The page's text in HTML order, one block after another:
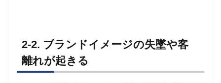
2-2. ブランドイメージの失墜や客
離れが起きる